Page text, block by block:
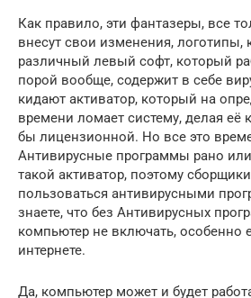
Как правило, эти фантазеры, все
внесут свои изменения, логотипы,
различный левый софт, который
порой вообще, содержит в себе
кидают активатор, который на
времени ломает систему, делая её
бы лицензионной. Но все это
Антивирусные программы рано
такой активатор, поэтому
пользоваться антивирусными
знаете, что без Антивирусных
компьютер не включать, особенно
интернете.
Да, компьютер может и будет